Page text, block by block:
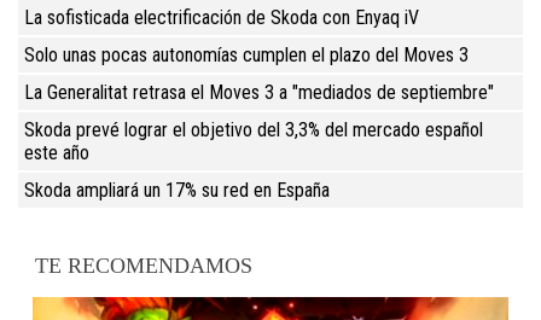
La sofisticada electrificación de Skoda con Enyaq iV
Solo unas pocas autonomías cumplen el plazo del Moves 3
La Generalitat retrasa el Moves 3 a "mediados de septiembre"
Skoda prevé lograr el objetivo del 3,3% del mercado español
este año
Skoda ampliará un 17% su red en España
TE RECOMENDAMOS